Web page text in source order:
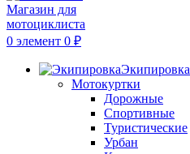
0 элемент 0 ₽
Экипировка
Мотокуртки
Дорожные
Спортивные
Туристические
Урбан